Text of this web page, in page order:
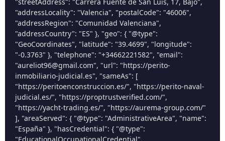
"addressLocality": "Valencia", "postalCode": "46006",
"addressRegion": "Comunidad Valenciana",
"addressCountry": "ES" }, "geo": { "@type":
"GeoCoordinates", "latitude": "39.4699", "longitude":
"-0.3763" }, "telephone": "+34662221582", "email":
"aureliot96@gmail.com", "url": "https://perito-
inmobiliario-judicial.es", "sameAs": [
"https://peritoenconstruccion.es/", "https://perito-naval-
judicial.es/", "https://proptrustverified.com/",
"https://yacht-trading.es/", "https://aurema-group.com/"
], "areaServed": { "@type": "AdministrativeArea", "name":
"España" }, "hasCredential": { "@type":